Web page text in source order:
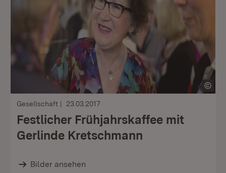
Gesellschaft 23.03.2017
Festlicher Frühjahrskaffee mit
Gerlinde Kretschmann
Bilder ansehen